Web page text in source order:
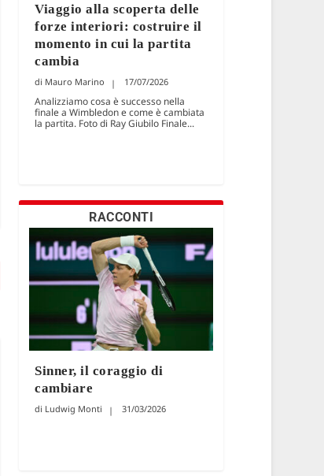
Viaggio alla scoperta delle
forze interiori: costruire il
momento in cui la partita
cambia
Mauro Marino 17/07/2026
Analizziamo cosa è successo nella
finale a Wimbledon e come è cambiata
la partita. Foto di Ray Giubilo Finale...
RACCONTI
Sinner, il coraggio di
cambiare
Ludwig Monti 31/03/2026